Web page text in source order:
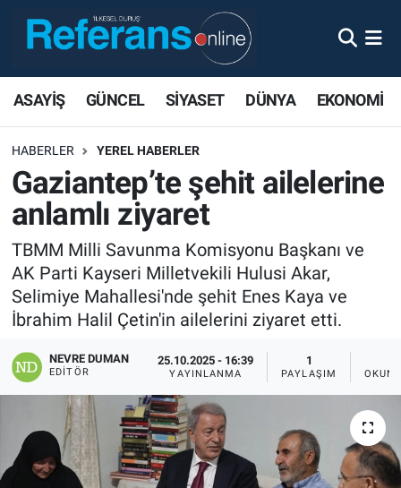
ASAYİŞ GÜNCEL SİYASET DÜNYA EKONOMİ
HABERLER YEREL HABERLER
Gaziantep’te şehit ailelerine
anlamlı ziyaret
TBMM Milli Savunma Komisyonu Başkanı ve
AK Parti Kayseri Milletvekili Hulusi Akar,
Selimiye Mahallesi'nde şehit Enes Kaya ve
İbrahim Halil Çetin'in ailelerini ziyaret etti.
NEVRE DUMAN
EDITÖR
25.10.2025 - 16:39
YAYINLANMA
1
PAYLAŞIM